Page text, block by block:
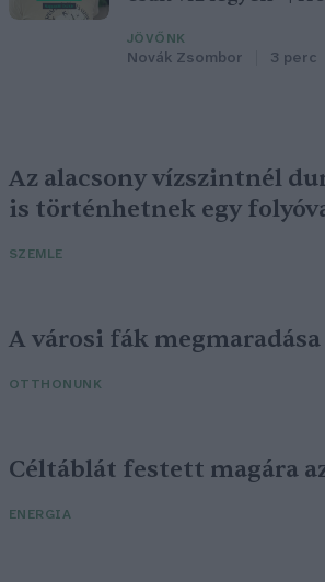
JÖVŐNK
Novák Zsombor 3 perc
Az alacsony vízszintnél
is történhetnek egy
SZEMLE
A városi fák
OTTHONUNK
Céltáblát festett magára
ENERGIA